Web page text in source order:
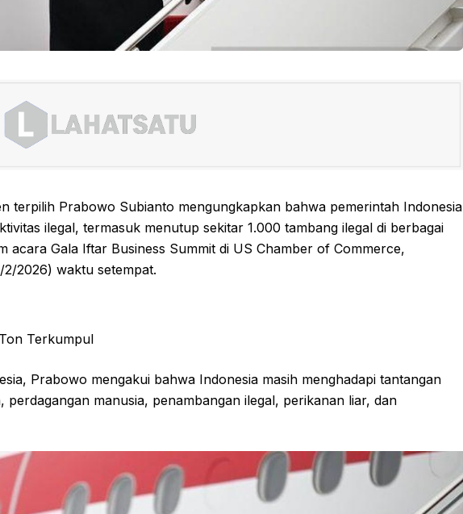
terpilih Prabowo Subianto mengungkapkan bahwa pemerintah Indonesia
ilegal, termasuk menutup sekitar 1.000 tambang ilegal di berbagai
acara Gala Iftar Business Summit di US Chamber of Commerce,
2026) waktu setempat.
Terkumpul
Prabowo mengakui bahwa Indonesia masih menghadapi tantangan
manusia, penambangan ilegal, perikanan liar, dan